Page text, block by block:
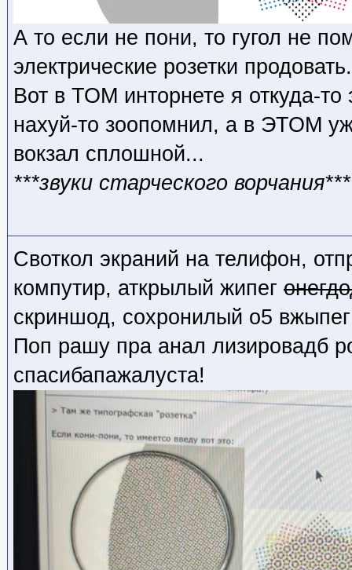
А то если не пони, то гугол не
электрические розетки продовать.
Вот в ТОМ инторнете я откуда-
нахуй-то зоопомнил, а в ЭТОМ
вокзал сплошной...
***звуки старческого ворчания***
Своткол экраний на телифон,
компутир, аткрылый жипег
скриншод, сохронилый о5
Поп рашу пра анал лизировадб
спасибапажалуста!